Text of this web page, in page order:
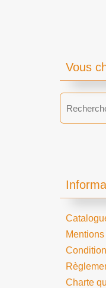
Vous
Charte